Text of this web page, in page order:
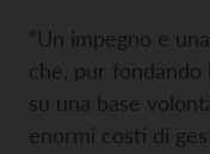
“Un impegno e
che, pur fondando
su una base
enormi costi di